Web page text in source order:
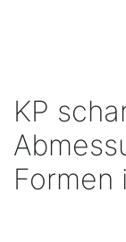
KP
Formen